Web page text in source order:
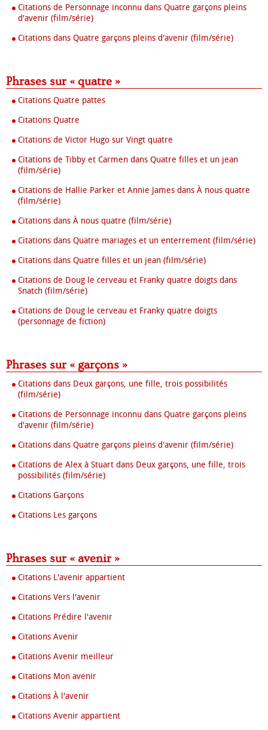
Citations de Personnage inconnu dans Quatre garçons pleins
d'avenir (film/série)
Citations dans Quatre garçons pleins d'avenir (film/série)
Phrases sur « quatre »
Citations Quatre pattes
Citations Quatre
Citations de Victor Hugo sur Vingt quatre
Citations de Tibby et Carmen dans Quatre filles et un jean
(film/série)
Citations de Hallie Parker et Annie James dans À nous quatre
(film/série)
Citations dans À nous quatre (film/série)
Citations dans Quatre mariages et un enterrement (film/série)
Citations dans Quatre filles et un jean (film/série)
Citations de Doug le cerveau et Franky quatre doigts dans
Snatch (film/série)
Citations de Doug le cerveau et Franky quatre doigts
(personnage de fiction)
Phrases sur « garçons »
Citations dans Deux garçons, une fille, trois possibilités
(film/série)
Citations de Personnage inconnu dans Quatre garçons pleins
d'avenir (film/série)
Citations dans Quatre garçons pleins d'avenir (film/série)
Citations de Alex à Stuart dans Deux garçons, une fille, trois
possibilités (film/série)
Citations Garçons
Citations Les garçons
Phrases sur « avenir »
Citations L'avenir appartient
Citations Vers l'avenir
Citations Prédire l'avenir
Citations Avenir
Citations Avenir meilleur
Citations Mon avenir
Citations À l'avenir
Citations Avenir appartient